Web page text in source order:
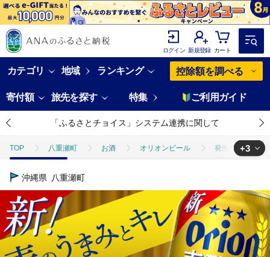
ログイン 新規登録 カート
カテゴリ 地域 ランキング 控除額を調べる
寄付額 旅先を探す 特集 ご利用ガイド
「ふるさとチョイス」システム連携に関して
TOP 八重瀬町 お酒 オリオンビール 発泡酒
TOP
TOP 【定期便12回】オリオン麦職人＜350ml×24缶＞【発泡
TOP 酒 【定期便12回】オリオン麦職人＜
+3
沖縄県 八重瀬町